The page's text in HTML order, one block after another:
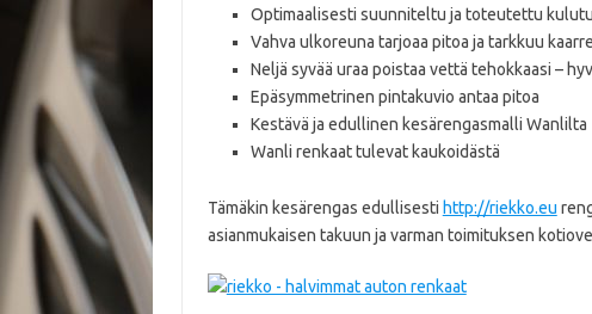
Optimaalisesti suunniteltu ja toteutettu
Vahva ulkoreuna tarjoaa pitoa ja tarkkuu
Neljä syvää uraa poistaa vettä tehokkaasi –
Epäsymmetrinen pintakuvio antaa pitoa
Kestävä ja edullinen kesärengasmalli Wanlilta
Wanli renkaat tulevat kaukoidästä
Tämäkin kesärengas edullisesti http://riekko.eu
asianmukaisen takuun ja varman toimituksen